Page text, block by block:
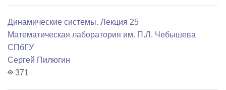
Динамические системы. Лекция 25
Математичеcкая лаборатория им. П.Л. Чебышева
СПбГУ
Сергей Пилюгин
371